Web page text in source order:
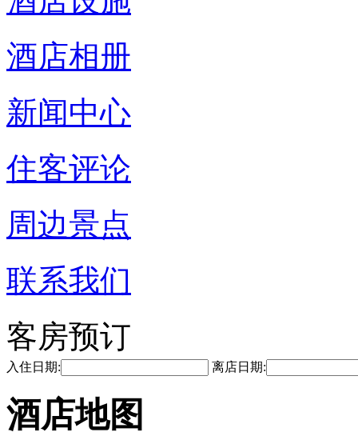
酒店相册
新闻中心
住客评论
周边景点
联系我们
客房预订
入住日期: 离店日期:
酒店地图